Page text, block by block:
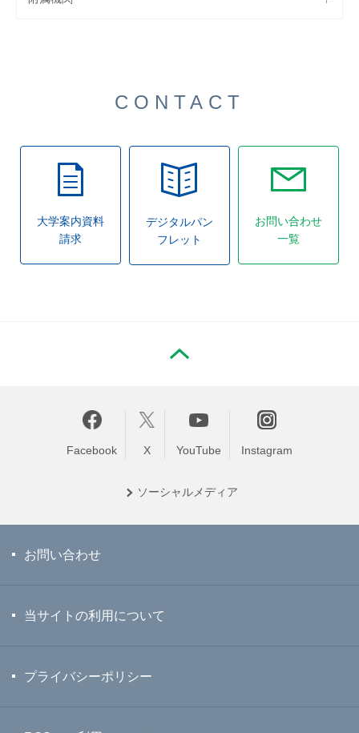
CONTACT
大学案内資料
請求
デジタルパン
フレット
お問い合わせ
一覧
Facebook X YouTube Instagram
ソーシャル メディア
お問い合わせ
当サイトの利用について
プライバシーポリシー